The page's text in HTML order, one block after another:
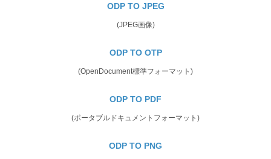
ODP TO JPEG
(JPEG画像)
ODP TO OTP
(OpenDocument標準フォーマット)
ODP TO PDF
(ポータブルドキュメントフォーマット)
ODP TO PNG